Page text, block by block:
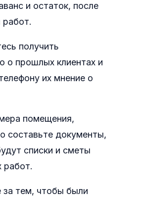
и остаток, после
работ.
получить
о прошлых клиентах и
их мнение о
помещения,
составьте документы,
списки и сметы
работ.
за тем, чтобы были